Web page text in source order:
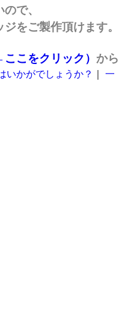
で、
をご製作頂けます。
ここをクリック） から
いかがでしょうか？
一